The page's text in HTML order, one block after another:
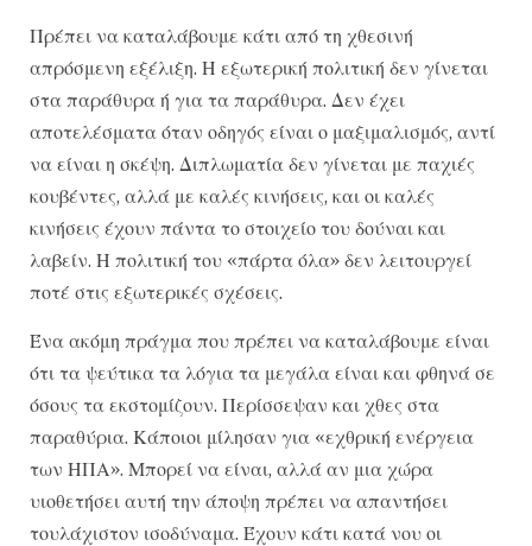
Πρέπει να καταλάβουμε κάτι από τη χθεσινή
απρόσμενη εξέλιξη. Η εξωτερική πολιτική δεν γίνεται
στα παράθυρα ή για τα παράθυρα. Δεν έχει
αποτελέσματα όταν οδηγός είναι ο μαξιμαλισμός, αντί
να είναι η σκέψη. Διπλωματία δεν γίνεται με παχιές
κουβέντες, αλλά με καλές κινήσεις, και οι καλές
κινήσεις έχουν πάντα το στοιχείο του δούναι και
λαβείν. Η πολιτική του «πάρτα όλα» δεν λειτουργεί
ποτέ στις εξωτερικές σχέσεις.
Ένα ακόμη πράγμα που πρέπει να καταλάβουμε είναι
ότι τα ψεύτικα τα λόγια τα μεγάλα είναι και φθηνά σε
όσους τα εκστομίζουν. Περίσσεψαν και χθες στα
παραθύρια. Κάποιοι μίλησαν για «εχθρική ενέργεια
των ΗΠΑ». Μπορεί να είναι, αλλά αν μια χώρα
υιοθετήσει αυτή την άποψη πρέπει να απαντήσει
τουλάχιστον ισοδύναμα. Έχουν κάτι κατά νου οι